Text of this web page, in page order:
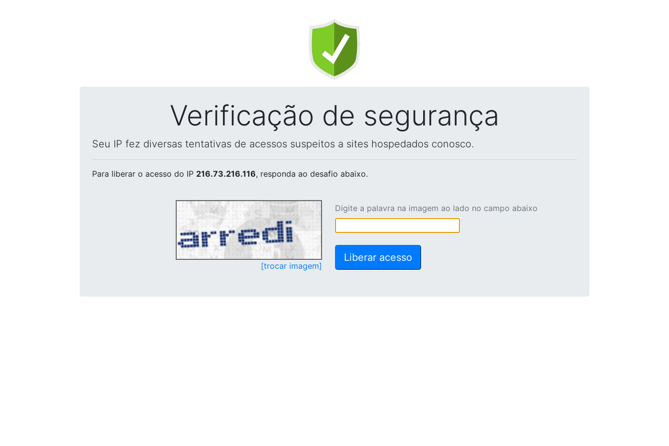
Verificação de segurança
Seu IP fez diversas tentativas de acessos suspeitos a sites hospedados conosco.
Para liberar o acesso do IP 216.73.216.116, responda ao desafio abaixo.
[trocar imagem]
Digite a palavra na imagem ao lado no campo abaixo